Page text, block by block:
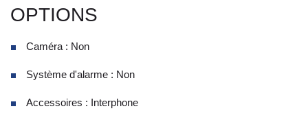
OPTIONS
Caméra : Non
Système d'alarme : Non
Accessoires : Interphone